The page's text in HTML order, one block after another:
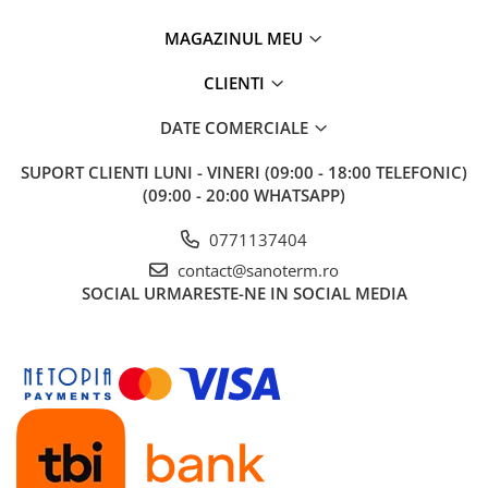
MAGAZINUL MEU
CLIENTI
DATE COMERCIALE
SUPORT CLIENTI LUNI - VINERI (09:00 - 18:00 TELEFONIC)
(09:00 - 20:00 WHATSAPP)
0771137404
contact@sanoterm.ro
SOCIAL URMARESTE-NE IN SOCIAL MEDIA